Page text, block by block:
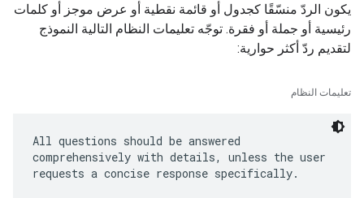
يكون الردّ منسّقًا كجدول أو قائمة نقطية أو عرض موجز أو كلمات
رئيسية أو جملة أو فقرة. توجّه تعليمات النظام التالية النموذج
لتقديم ردّ أكثر حوارية:
تعليمات النظام
All questions should be answered
comprehensively with details, unless the user